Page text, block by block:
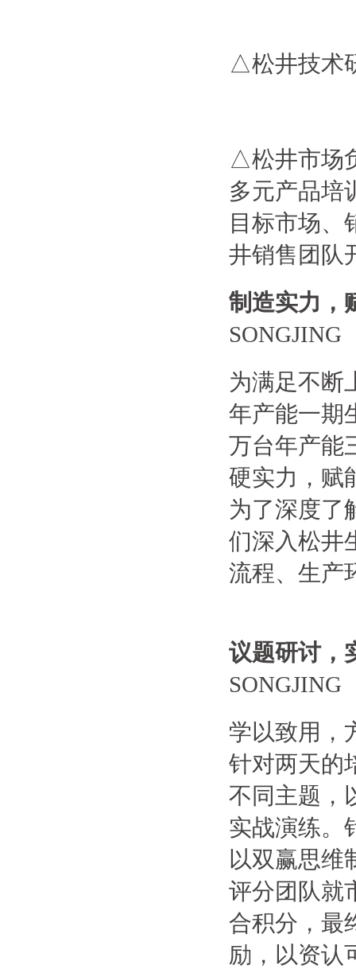
△松井技术
△松井市场
多元产品培
目标市场、
井销售团队
制造实力，
SONGJING
为满足不断
年产能一期
万台年产能
硬实力，赋
为了深度了
们深入松井
流程、生产
议题研讨，
SONGJING
学以致用，
针对两天的
不同主题，
实战演练。
以双赢思维
评分团队就
合积分，最
励，以资认